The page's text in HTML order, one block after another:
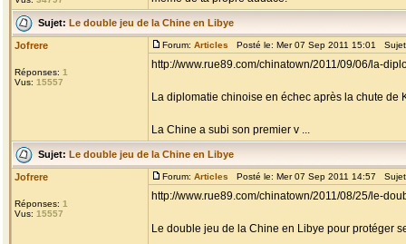
Sujet: Le double jeu de la Chine en Libye
Jofrere
Réponses: 1
Vus: 15557
Forum: Articles Posté le: Mer 07 Sep 2011 15:01
http://www.rue89.com/chinatown/2011/09/06/la-
La diplomatie chinoise en échec après la chute de
La Chine a subi son premier v ...
Sujet: Le double jeu de la Chine en Libye
Jofrere
Réponses: 1
Vus: 15557
Forum: Articles Posté le: Mer 07 Sep 2011 14:57
http://www.rue89.com/chinatown/2011/08/25/le-
Le double jeu de la Chine en Libye pour protéger